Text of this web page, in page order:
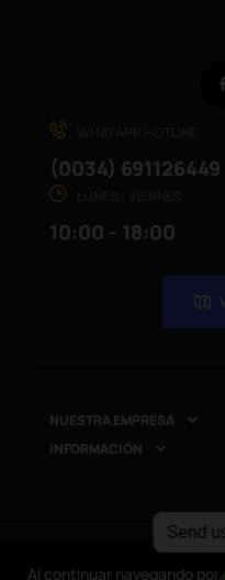
Send
Al continuar navegando
(0034) 691126449
10:00 - 18:00
NUESTRA EMPRESA 
INFORMACIÓN 
Al continuar navegando
Copyright © 2025